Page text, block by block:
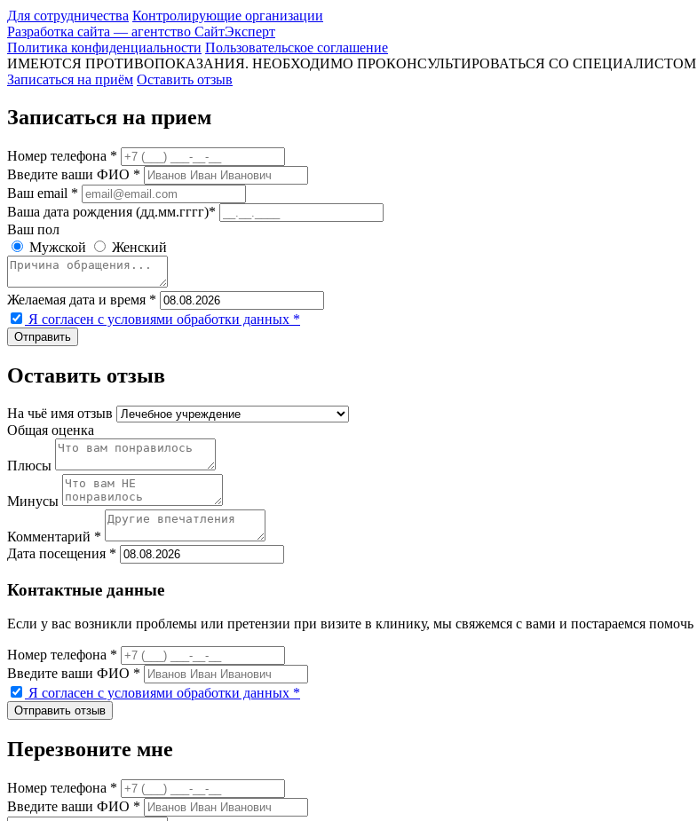
Для сотрудничества Контролирующие организации
Разработка сайта — агентство СайтЭксперт
Политика конфиденциальности Пользовательское соглашение
ИМЕЮТСЯ ПРОТИВОПОКАЗАНИЯ. НЕОБХОДИМО ПРОКОНСУЛЬТИРОВАТЬСЯ СО СПЕЦИАЛИСТОМ
Записаться на приём Оставить отзыв
Записаться на прием
Номер телефона *
Введите ваши ФИО *
Ваш email *
Ваша дата рождения (дд.мм.гггг)*
Ваш пол
Мужской
Женский
Желаемая дата и время *
Я согласен с условиями обработки данных *
Оставить отзыв
На чьё имя отзыв
Общая оценка
Плюсы
Минусы
Комментарий *
Дата посещения *
Контактные данные
Если у вас возникли проблемы или претензии при визите в клинику, мы свяжемся с вами и постараемся помочь
Номер телефона *
Введите ваши ФИО *
Я согласен с условиями обработки данных *
Перезвоните мне
Номер телефона *
Введите ваши ФИО *